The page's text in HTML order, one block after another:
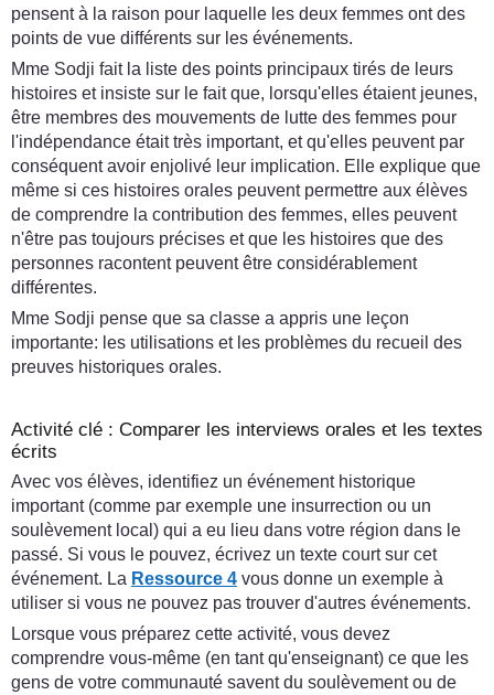
pensent à la raison pour laquelle les deux femmes ont des
points de vue différents sur les événements.
Mme Sodji fait la liste des points principaux tirés de leurs
histoires et insiste sur le fait que, lorsqu'elles étaient jeunes,
être membres des mouvements de lutte des femmes pour
l'indépendance était très important, et qu'elles peuvent par
conséquent avoir enjolivé leur implication. Elle explique que
même si ces histoires orales peuvent permettre aux élèves
de comprendre la contribution des femmes, elles peuvent
n'être pas toujours précises et que les histoires que des
personnes racontent peuvent être considérablement
différentes.
Mme Sodji pense que sa classe a appris une leçon
importante: les utilisations et les problèmes du recueil des
preuves historiques orales.
Activité clé : Comparer les interviews orales et les textes
écrits
Avec vos élèves, identifiez un événement historique
important (comme par exemple une insurrection ou un
soulèvement local) qui a eu lieu dans votre région dans le
passé. Si vous le pouvez, écrivez un texte court sur cet
événement. La Ressource 4 vous donne un exemple à
utiliser si vous ne pouvez pas trouver d'autres événements.
Lorsque vous préparez cette activité, vous devez
comprendre vous-même (en tant qu'enseignant) ce que les
gens de votre communauté savent du soulèvement ou de